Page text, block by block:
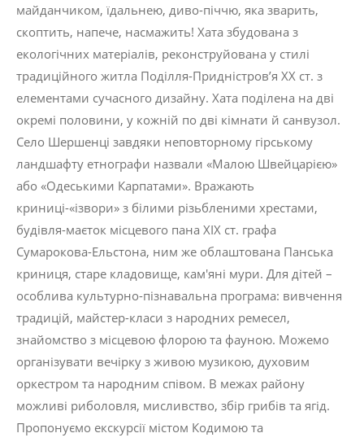
майданчиком, їдальнею, диво-піччю, яка зварить,
скоптить, напече, насмажить! Хата збудована з
екологічних матеріалів, реконструйована у стилі
традиційного житла Поділля-Придністров’я ХХ ст. з
елементами сучасного дизайну. Хата поділена на дві
окремі половини, у кожній по дві кімнати й санвузол.
Село Шершенці завдяки неповторному гірському
ландшафту етнографи назвали «Малою Швейцарією»
або «Одеськими Карпатами». Вражають
криниці-«ізвори» з білими різьбленими хрестами,
будівля-маєток місцевого пана ХІХ ст. графа
Сумарокова-Ельстона, ним же облаштована Панська
криниця, старе кладовище, кам'яні мури. Для дітей –
особлива культурно-пізнавальна програма: вивчення
традицій, майстер-класи з народних ремесел,
знайомство з місцевою флорою та фауною. Можемо
організувати вечірку з живою музикою, духовим
оркестром та народним співом. В межах району
можливі риболовля, мисливство, збір грибів та ягід.
Пропонуємо екскурсії містом Кодимою та